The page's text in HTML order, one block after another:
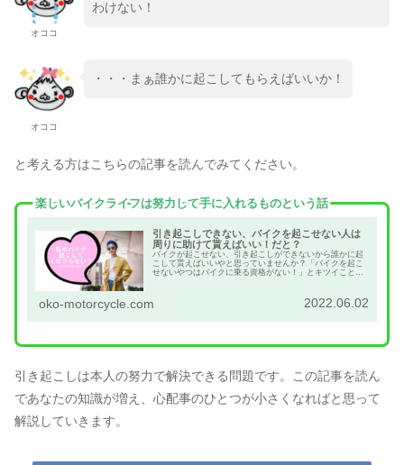
オココ
わけない！
オココ
・・・まぁ誰かに起こしてもらえばいいか！
と考える方はこちらの記事を読んでみてください。
楽しいバイクライフは努力して手に入れるものという話
引き起こしできない、バイクを起こせない人は
周りに助けて貰えばいい！だと？
バイクが起こせない、引き起こしができないから誰かに起
こして貰えばいいやと思っていませんか？「バイクを起こ
せないやつはバイクに乗る資格がない！」とキツイことを
oko-motorcycle.com 2022.06.02
引き起こしは本人の努力で解決できる問題です。この記事を読ん
であなたの知識が増え、心配事のひとつが小さくなればと思って
解説していきます。